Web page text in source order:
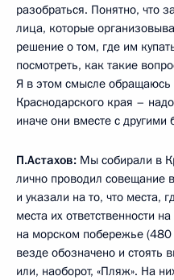
разобраться. Понятно, что
лица, которые
решение о том, где им
посмотреть, как такие
Я в этом смысле обращаюсь
Краснодарского края –
иначе они вместе с другими
П.Астахов: Мы собирали в
лично проводил совещание
и указали на то, что места,
места их ответственности
на морском побережье
везде обозначено и стоять
или, наоборот, «Пляж». На